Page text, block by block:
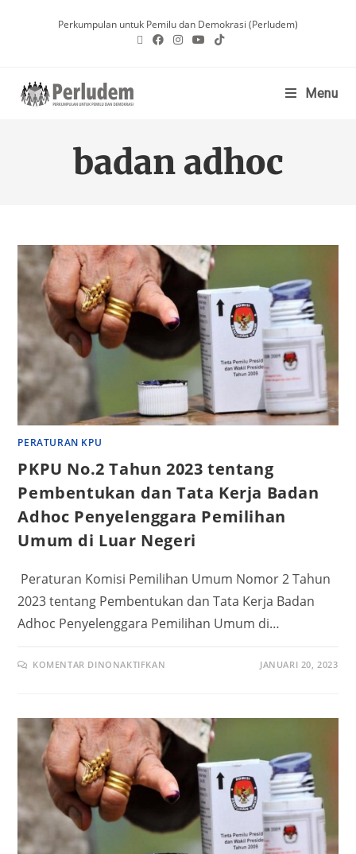
Perkumpulan untuk Pemilu dan Demokrasi (Perludem)
Menu
badan adhoc
PERATURAN KPU
PKPU No.2 Tahun 2023 tentang
Pembentukan dan Tata Kerja Badan
Adhoc Penyelenggara Pemilihan
Umum di Luar Negeri
Peraturan Komisi Pemilihan Umum Nomor 2 Tahun
2023 tentang Pembentukan dan Tata Kerja Badan
Adhoc Penyelenggara Pemilihan Umum di…
KOMENTAR DINONAKTIFKAN JANUARI 20, 2023